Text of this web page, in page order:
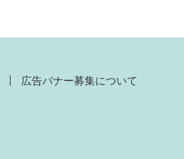
広告バナー募集について